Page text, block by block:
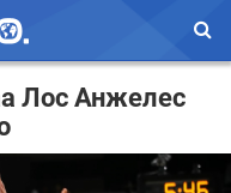
Лос Анжелес